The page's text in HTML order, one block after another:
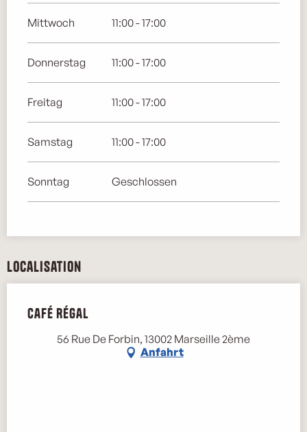
Mittwoch 11:00 - 17:00
Donnerstag 11:00 - 17:00
Freitag 11:00 - 17:00
Samstag 11:00 - 17:00
Sonntag Geschlossen
Localisation
Café Régal
56 Rue De Forbin, 13002 Marseille 2ème
Anfahrt